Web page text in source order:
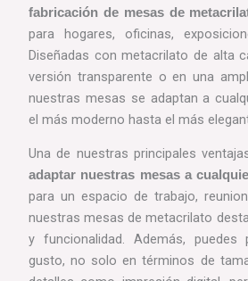
fabricación de mesas de
para hogares, oficinas,
Diseñadas con metacrilato de alta
versión transparente o en una
nuestras mesas se adaptan a
el más moderno hasta el más
Una de nuestras principales
adaptar nuestras mesas a
para un espacio de trabajo,
nuestras mesas de metacrilato
y funcionalidad. Además, puedes
gusto, no solo en términos de